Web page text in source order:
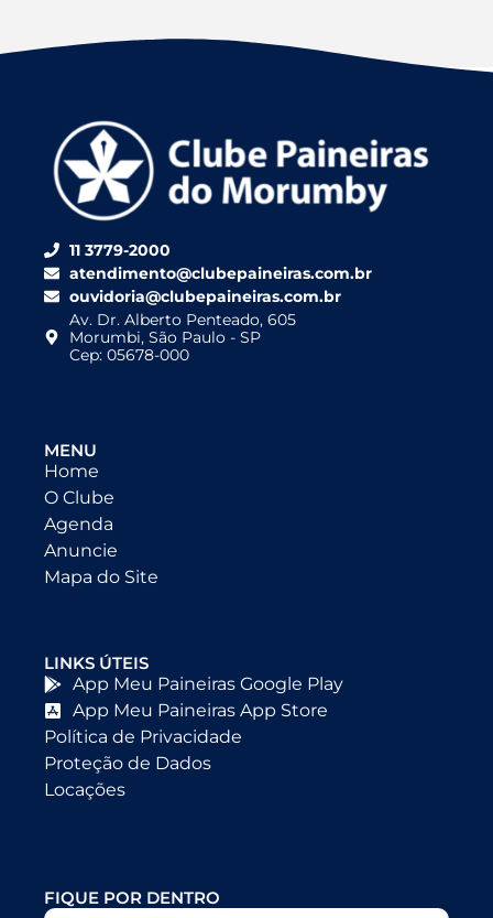
11 3779-2000
atendimento@clubepaineiras.com.br
ouvidoria@clubepaineiras.com.br
Av. Dr. Alberto Penteado, 605
Morumbi, São Paulo - SP
Cep: 05678-000
MENU
Home
O Clube
Agenda
Anuncie
Mapa do Site
LINKS ÚTEIS
App Meu Paineiras Google Play
App Meu Paineiras App Store
Política de Privacidade
Proteção de Dados
Locações
FIQUE POR DENTRO